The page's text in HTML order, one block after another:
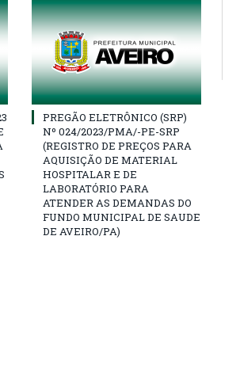
PREGÃO ELETRÔNICO (SRP)
Nº 024/2023/PMA/-PE-SRP
(REGISTRO DE PREÇOS PARA
AQUISIÇÃO DE MATERIAL
HOSPITALAR E DE
LABORATÓRIO PARA
ATENDER AS DEMANDAS DO
FUNDO MUNICIPAL DE SAUDE
DE AVEIRO/PA)